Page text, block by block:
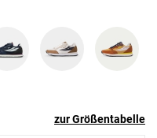
zur Größentabelle